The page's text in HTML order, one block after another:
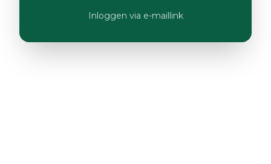
Inloggen via e-maillink